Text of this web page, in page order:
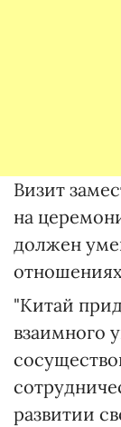
Визит
на
должен
"Китай
взаимного
развитии